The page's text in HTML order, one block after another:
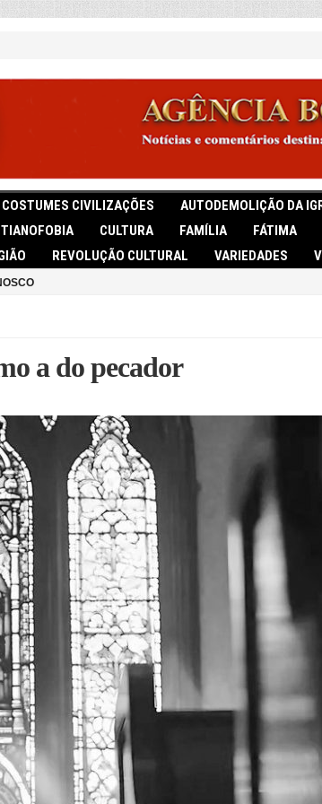
CIVILIZAÇÕES AUTODEMOLIÇÃO DA
CULTURA FAMÍLIA FÁTIMA
REVOLUÇÃO CULTURAL VARIEDADES
a do pecador